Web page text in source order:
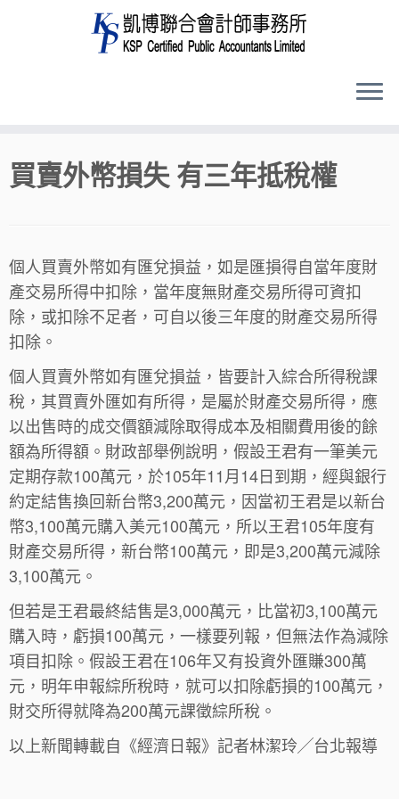
to
content
買賣外幣損失 有三年抵稅權
個人買賣外幣如有匯兌損益，如是匯損得自當年度財
產交易所得中扣除，當年度無財產交易所得可資扣
除，或扣除不足者，可自以後三年度的財產交易所得
扣除。
個人買賣外幣如有匯兌損益，皆要計入綜合所得稅課
稅，其買賣外匯如有所得，是屬於財產交易所得，應
以出售時的成交價額減除取得成本及相關費用後的餘
額為所得額。財政部舉例說明，假設王君有一筆美元
定期存款100萬元，於105年11月14日到期，經與銀行
約定結售換回新台幣3,200萬元，因當初王君是以新台
幣3,100萬元購入美元100萬元，所以王君105年度有
財產交易所得，新台幣100萬元，即是3,200萬元減除
3,100萬元。
但若是王君最終結售是3,000萬元，比當初3,100萬元
購入時，虧損100萬元，一樣要列報，但無法作為減除
項目扣除。假設王君在106年又有投資外匯賺300萬
元，明年申報綜所稅時，就可以扣除虧損的100萬元，
財交所得就降為200萬元課徵綜所稅。
以上新聞轉載自《經濟日報》記者林潔玲╱台北報導